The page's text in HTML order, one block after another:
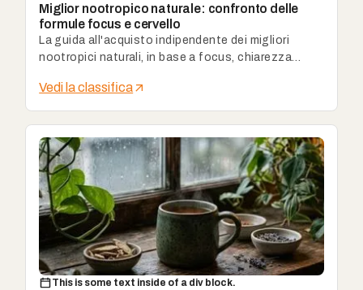
Miglior nootropico naturale: confronto delle
formule focus e cervello
La guida all'acquisto indipendente dei migliori
nootropici naturali, in base a focus, chiarezza
Vedi la classifica
This is some text inside of a div block.